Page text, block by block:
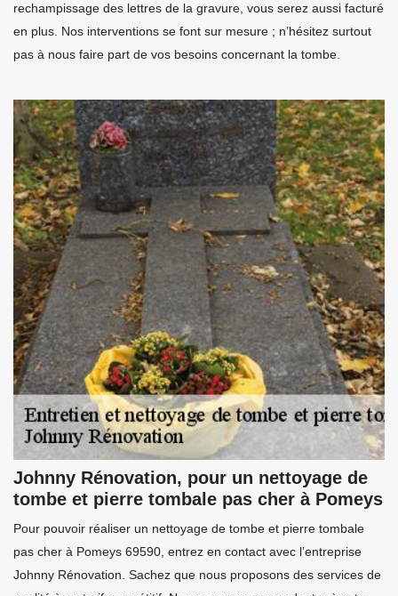
rechampissage des lettres de la gravure, vous serez aussi facturé
en plus. Nos interventions se font sur mesure ; n’hésitez surtout
pas à nous faire part de vos besoins concernant la tombe.
Johnny Rénovation, pour un nettoyage de
tombe et pierre tombale pas cher à Pomeys
Pour pouvoir réaliser un nettoyage de tombe et pierre tombale
pas cher à Pomeys 69590, entrez en contact avec l’entreprise
Johnny Rénovation. Sachez que nous proposons des services de